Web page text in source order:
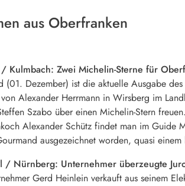
aus Oberfranken
Kulmbach: Zwei Michelin-Sterne für
(01. Dezember) ist die aktuelle Ausgabe
Alexander Herrmann in Wirsberg im
Szabo über einen Michelin-Stern
Alexander Schütz findet man im
ausgezeichnet worden, quasi einem
/ Nürnberg: Unternehmer überzeugte
Gerd Heinlein verkauft aus seinem